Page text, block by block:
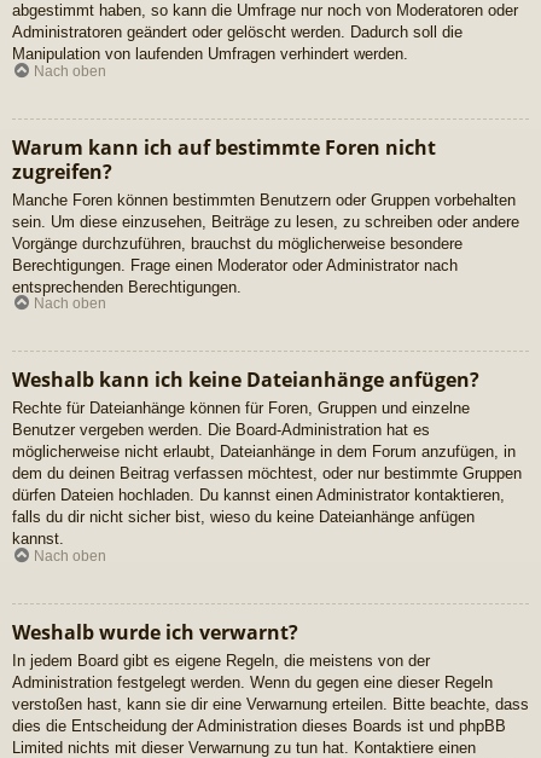
abgestimmt haben, so kann die Umfrage nur noch von Moderatoren oder
Administratoren geändert oder gelöscht werden. Dadurch soll die
Manipulation von laufenden Umfragen verhindert werden.
Nach oben
Warum kann ich auf bestimmte Foren nicht
zugreifen?
Manche Foren können bestimmten Benutzern oder Gruppen vorbehalten
sein. Um diese einzusehen, Beiträge zu lesen, zu schreiben oder andere
Vorgänge durchzuführen, brauchst du möglicherweise besondere
Berechtigungen. Frage einen Moderator oder Administrator nach
entsprechenden Berechtigungen.
Nach oben
Weshalb kann ich keine Dateianhänge anfügen?
Rechte für Dateianhänge können für Foren, Gruppen und einzelne
Benutzer vergeben werden. Die Board-Administration hat es
möglicherweise nicht erlaubt, Dateianhänge in dem Forum anzufügen, in
dem du deinen Beitrag verfassen möchtest, oder nur bestimmte Gruppen
dürfen Dateien hochladen. Du kannst einen Administrator kontaktieren,
falls du dir nicht sicher bist, wieso du keine Dateianhänge anfügen
kannst.
Nach oben
Weshalb wurde ich verwarnt?
In jedem Board gibt es eigene Regeln, die meistens von der
Administration festgelegt werden. Wenn du gegen eine dieser Regeln
verstoßen hast, kann sie dir eine Verwarnung erteilen. Bitte beachte, dass
dies die Entscheidung der Administration dieses Boards ist und phpBB
Limited nichts mit dieser Verwarnung zu tun hat. Kontaktiere einen